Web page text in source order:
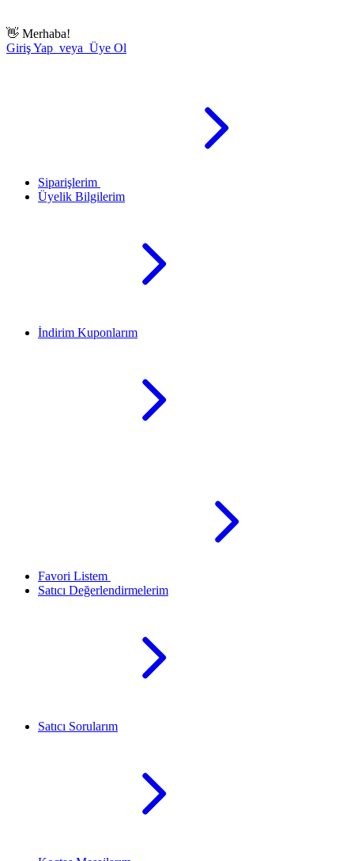
👋 Merhaba!
Giriş Yap veya Üye Ol
Siparişlerim
Üyelik Bilgilerim
İndirim Kuponlarım
Favori Listem
Satıcı Değerlendirmelerim
Satıcı Sorularım